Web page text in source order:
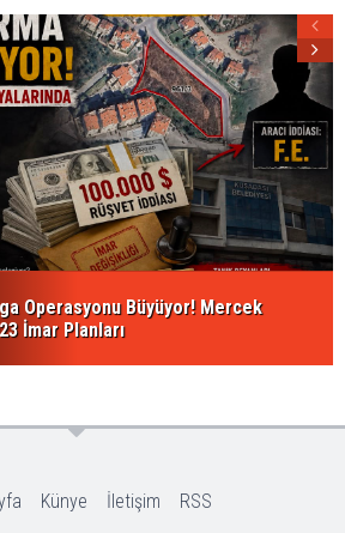
Operasyonu Büyüyor! Mercek
İmar Planları
Künye İletişim RSS